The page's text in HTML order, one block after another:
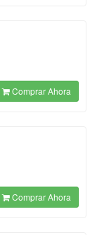
Comprar Ahora
Comprar Ahora